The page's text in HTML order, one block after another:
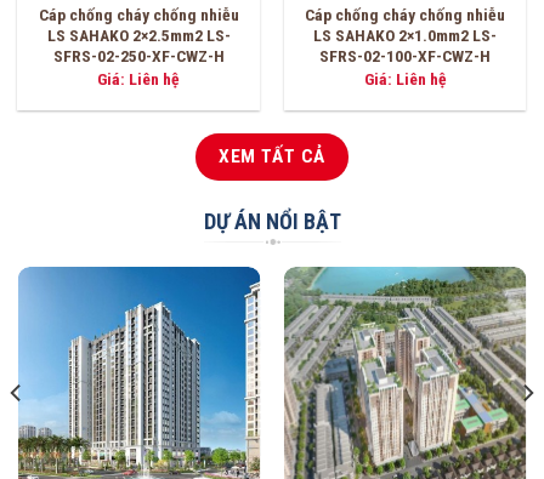
Cáp chống cháy chống nhiễu
2×1.5mm2 LS SAHAKO LS-
SFRS-02-150S-SZ-C
21,400₫
Cáp chống cháy chống nhiễu
2×1.0mm2 LS SAHAKO LS-
SFRS-02-100S-SZ-C
18,600₫ Giá
gốc
là:
18,100
tại
XEM TẤT CẢ
DỰ ÁN NỔI BẬT